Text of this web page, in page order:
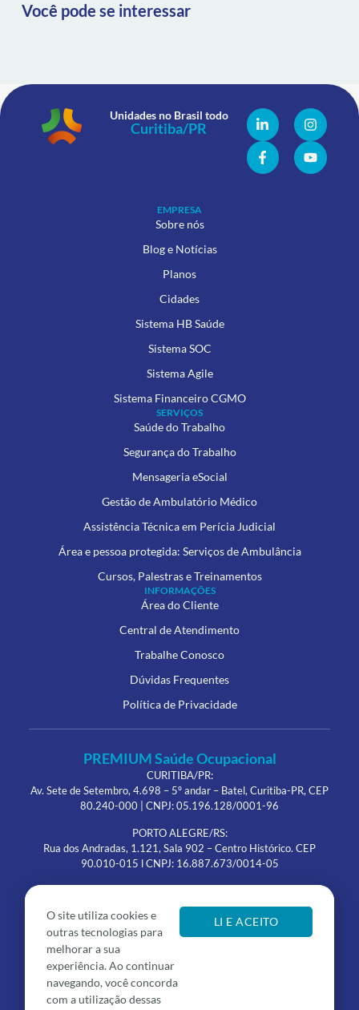
Você pode se interessar
Unidades no Brasil todo
EMPRESA
Sobre nós
Blog e Notícias
Planos
Cidades
Sistema HB Saúde
Sistema SOC
Sistema Agile
Sistema Financeiro CGMO
SERVIÇOS
Saúde do Trabalho
Segurança do Trabalho
Mensageria eSocial
Gestão de Ambulatório Médico
Assistência Técnica em Perícia Judicial
Área e pessoa protegida: Serviços de Ambulância
Cursos, Palestras e Treinamentos
INFORMAÇÕES
Área do Cliente
Central de Atendimento
Trabalhe Conosco
Dúvidas Frequentes
Política de Privacidade
PREMIUM Saúde Ocupacional
CURITIBA/PR:
Av. Sete de Setembro, 4.698 – 5º andar – Batel, Curitiba-PR, CEP
80.240-000 | CNPJ: 05.196.128/0001-96
PORTO ALEGRE/RS:
Rua dos Andradas, 1.121, Sala 902 – Centro Histórico. CEP
90.010-015 l CNPJ: 16.887.673/0014-05
WhatsApp: (41) 3018-1660
Dr Mauro Borges. Responsável Técnico. CRM PR 13492
O site utiliza cookies e
outras tecnologias para
melhorar a sua
experiência. Ao continuar
navegando, você concorda
com a utilização dessas
LI E ACEITO